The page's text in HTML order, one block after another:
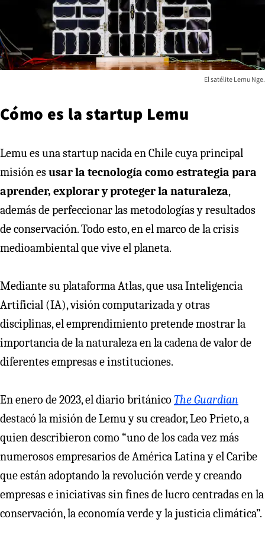
El satélite Lemu Nge.
Cómo es la startup Lemu
Lemu es una startup nacida en Chile cuya principal
misión esusar la tecnología como estrategia para
aprender, explorar y proteger la naturaleza,
además de perfeccionar las metodologías y resultados
de conservación. Todo esto, en el marco de la crisis
medioambiental que vive el planeta.
Mediante su plataforma Atlas, que usa Inteligencia
Artificial (IA), visión computarizada y otras
disciplinas, el emprendimiento pretende mostrar la
importancia de la naturaleza en la cadena de valor de
diferentes empresas e instituciones.
En enero de 2023, el diario británico The Guardian
destacó la misión de Lemu y su creador, Leo Prieto, a
quien describieron como “uno de los cada vez más
numerosos empresarios de América Latina y el Caribe
que están adoptando la revolución verde y creando
empresas e iniciativas sin fines de lucro centradas en la
conservación, la economía verde y la justicia climática”.